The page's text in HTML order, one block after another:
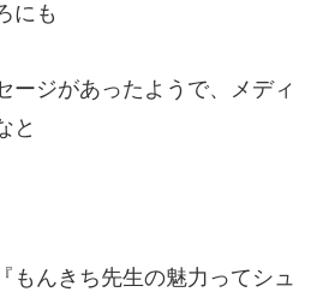
にも
ージがあったようで、メディ
と
もんきち先生の魅力ってシュ